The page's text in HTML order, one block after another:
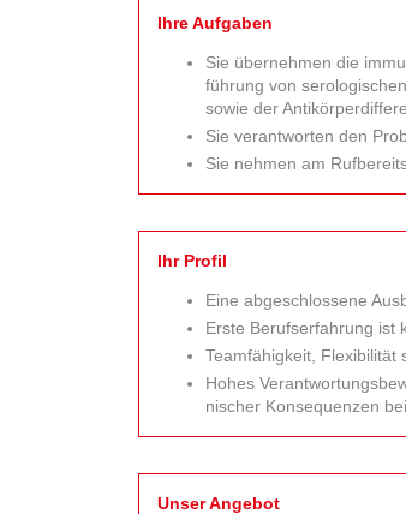
Ihre Aufgaben
Sie übernehmen die
führung von
sowie der
Sie verantworten den
Sie nehmen am
Ihr Profil
Eine abgeschlossene
Erste Berufs­erfahrung ist
Teamfähigkeit, Flexi­bilität
Hohes
nischer Konsequenzen
Unser Angebot